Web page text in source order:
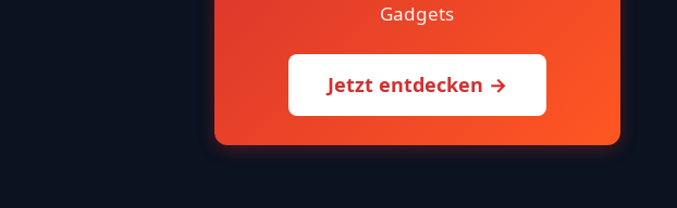
Gadgets
Jetzt entdecken →